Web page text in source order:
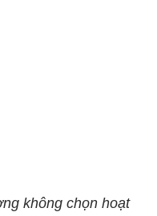
không chọn hoạt